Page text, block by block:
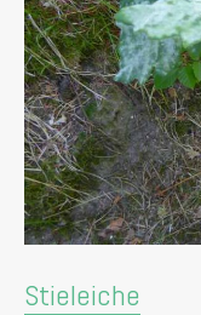
Stieleiche